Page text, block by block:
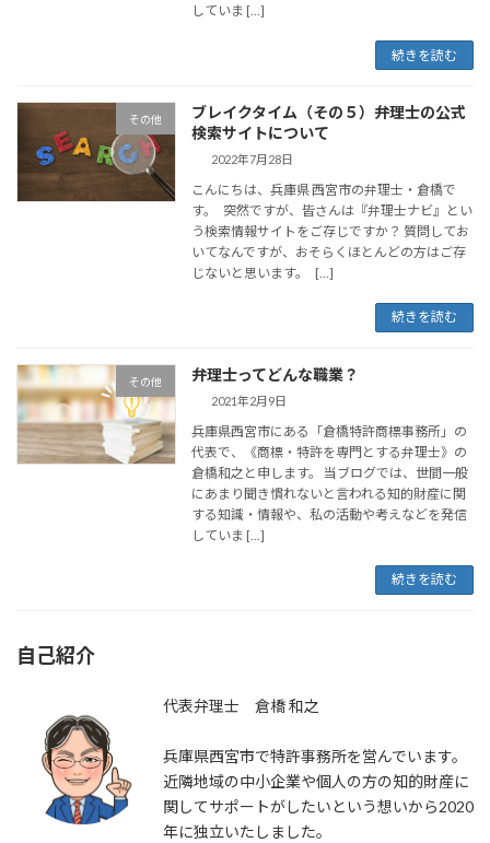
していま […]
続きを読む
その他
ブレイクタイム（その５）弁理士の公式
検索サイトについて
2022年7月28日
こんにちは、兵庫県 西宮市の弁理士・倉橋で
す。 突然ですが、皆さんは『弁理士ナビ』とい
う検索情報サイトをご存じですか？ 質問してお
いてなんですが、おそらくほとんどの方はご存
じないと思います。 […]
続きを読む
その他 弁理士ってどんな職業？
2021年2月9日
兵庫県西宮市にある「倉橋特許商標事務所」の
代表で、《商標・特許を専門とする弁理士》の
倉橋和之と申します。 当ブログでは、世間一般
にあまり聞き慣れないと言われる知的財産に関
する知識・情報や、私の活動や考えなどを発信
していま […]
続きを読む
自己紹介
代表弁理士 倉橋 和之
兵庫県西宮市で特許事務所を営んでいます。
近隣地域の中小企業や個人の方の知的財産に
関してサポートがしたいという想いから2020
年に独立いたしました。